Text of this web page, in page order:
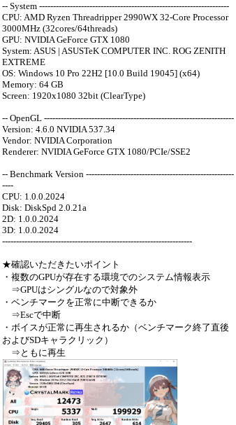
-- System --------------------------------------------------------------------
CPU: AMD Ryzen Threadripper 2990WX 32-Core Processor
3000MHz (32cores/64threads)
GPU: NVIDIA GeForce GTX 1080
System: ASUS | ASUSTeK COMPUTER INC. ROG ZENITH
EXTREME
OS: Windows 10 Pro 22H2 [10.0 Build 19045] (x64)
Memory: 64 GB
Screen: 1920x1080 32bit (ClearType)
-- OpenGL --------------------------------------------------------------------
Version: 4.6.0 NVIDIA 537.34
Vendor: NVIDIA Corporation
Renderer: NVIDIA GeForce GTX 1080/PCIe/SSE2
-- Benchmark Version -----------------------------------------------------
----
CPU: 1.0.0.2024
Disk: DiskSpd 2.0.21a
2D: 1.0.0.2024
3D: 1.0.0.2024
--------------------------------------------------------------------
★確認いただきたいポイント
・複数のGPUが存在する環境でのシステム情報表示
⇒GPUはシングルなので対象外
・ベンチマークを正常に中断できるか
⇒Escで中断
・ボイスが正常に再生されるか（ベンチマーク終了直後
およびSDキャラクリック）
⇒ともに再生